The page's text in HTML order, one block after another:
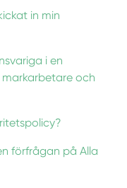
in min
i en
markarbetare och
förfrågan på Alla